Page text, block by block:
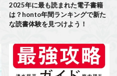
2025年に最も読まれた電子書籍
は？honto年間ランキングで新た
な読書体験を見つけよう！